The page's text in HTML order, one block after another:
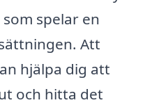
spelar en
Att
hjälpa dig att
och hitta det